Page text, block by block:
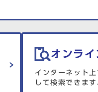
オンラ
インターネット
して検索できます